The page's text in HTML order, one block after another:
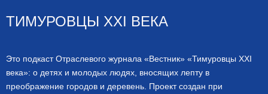
ТИМУРОВЦЫ XXI ВЕКА
Это подкаст Отраслевого журнала «Вестник» «Тимуровцы XXI
века»: о детях и молодых людях, вносящих лепту в
преображение городов и деревень. Проект создан при